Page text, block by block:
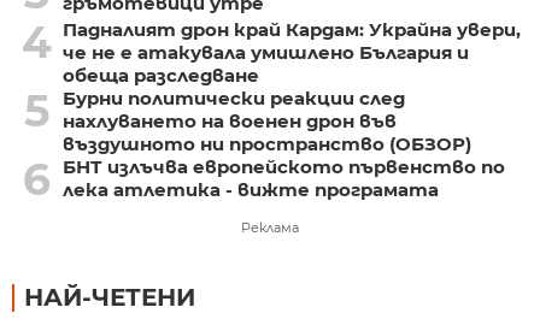
4 Падналият дрон край Кардам: Украйна увери,
че не е атакувала умишлено България и
обеща разследване
5
Бурни политически реакции след
нахлуването на военен дрон във
въздушното ни пространство (ОБЗОР)
6
БНТ излъчва европейското първенство по
лека атлетика - вижте програмата
Реклама
НАЙ-ЧЕТЕНИ